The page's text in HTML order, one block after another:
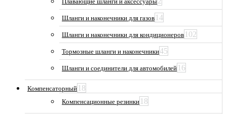
Шланги и наконечники для газов 14
Шланги и наконечники для кондиционеров 102
Тормозные шланги и наконечники45
Шланги и соединители для автомобилей 16
Компенсаторный 18
Компенсационные резинки 18